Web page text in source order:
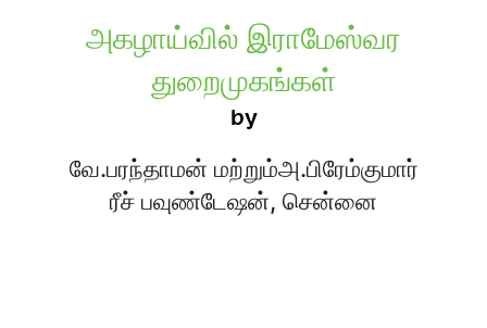
அகழாய்வில் இராமேஸ்வர
துறைமுகங்கள்
by
வே.பரந்தாமன் மற்றும்அ.பிரேம்குமார்
ரீச் பவுண்டேஷன், சென்னை